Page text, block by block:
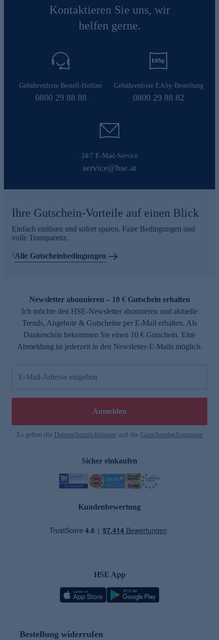
Kontaktieren Sie uns, wir
helfen gerne.
Gebührenfreie Bestell-Hotline
0800 29 88 88
Gebührenfreie EASy-Bestellung
0800 29 88 82
24/7 E-Mail-Service
service@hse.at
Ihre Gutschein-Vorteile auf einen Blick
Einfach einlösen und sofort sparen. Faire Bedingungen und
volle Transparenz.
1 Alle Gutscheinbedingungen
Newsletter abonnieren – 10 € Gutschein erhalten
Ich möchte den HSE-Newsletter abonnieren und aktuelle
Trends, Angebote & Gutscheine per E-Mail erhalten. Als
Dankeschön bekommen Sie einen 10 € Gutschein. Eine
Abmeldung ist jederzeit in den Newsletter-E-Mails möglich.
E-Mail-Adresse eingeben
Anmelden
Es gelten die Datenschutzrichtlinien und die Gutscheinbedingungen
Sicher einkaufen
Kundenbewertung
HSE App
Bestellung widerrufen